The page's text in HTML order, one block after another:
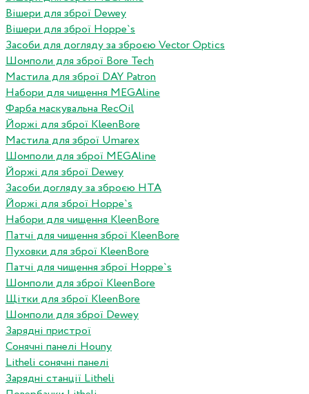
Вішери для зброї Dewey
Вішери для зброї Hoppe`s
Засоби для догляду за зброєю Vector Optics
Шомполи для зброї Bore Tech
Мастила для зброї DAY Patron
Набори для чищення MEGAline
Фарба маскувальна RecOil
Йоржі для зброї KleenBore
Мастила для зброї Umarex
Шомполи для зброї MEGAline
Йоржі для зброї Dewey
Засоби догляду за зброєю HTA
Йоржі для зброї Hoppe`s
Набори для чищення KleenBore
Патчі для чищення зброї KleenBore
Пуховки для зброї KleenBore
Патчі для чищення зброї Hoppe`s
Шомполи для зброї KleenBore
Щітки для зброї KleenBore
Шомполи для зброї Dewey
Зарядні пристрої
Сонячні панелі Houny
Litheli сонячні панелі
Зарядні станції Litheli